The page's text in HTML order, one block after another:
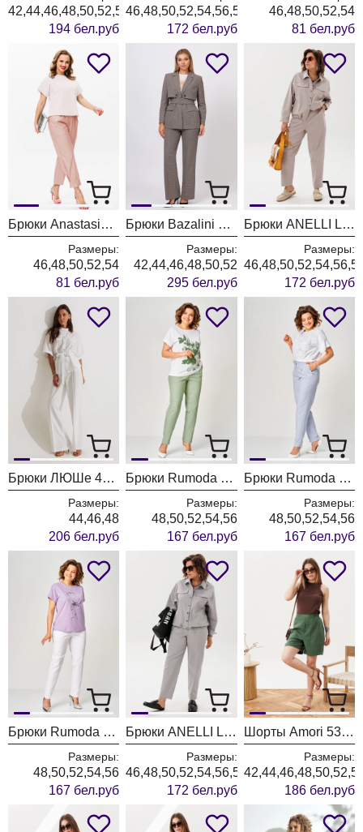
42,44,46,48,50,52,54,56
194 бел.руб
46,48,50,52,54,56,58,60,62
172 бел.руб
46,48,50,52,54
81 бел.руб
Брюки Anastasia 979-3 пыльная роза
Размеры:
46,48,50,52,54
81 бел.руб
Брюки Bazalini 5070 серый
Размеры:
42,44,46,48,50,52
295 бел.руб
Брюки ANELLI LAUREL 1853 новый бежевый
Размеры:
172 бел.руб
Брюки ЛЮШе 4421 белый
Размеры:
44,46,48
206 бел.руб
Брюки Rumoda 2296 фисташковый
Размеры:
48,50,52,54,56
167 бел.руб
Брюки Rumoda 2296 голубой
Размеры:
48,50,52,54,56
167 бел.руб
Брюки Rumoda 2296 белый
Размеры:
48,50,52,54,56
167 бел.руб
Брюки ANELLI LAUREL 1853 нежно серенький
Размеры:
46,48,50,52,54,56,58,60,62
172 бел.руб
Шорты Amori 5311 хакки
Размеры:
186 бел.руб